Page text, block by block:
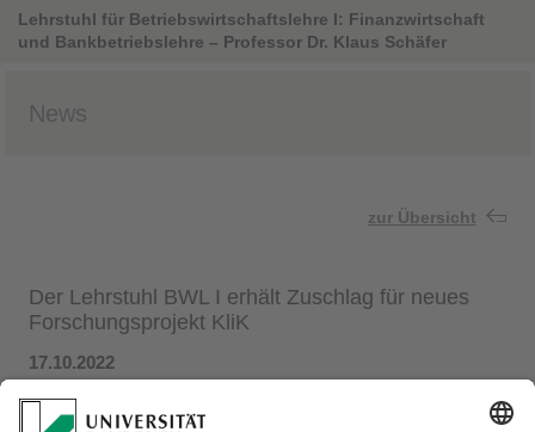
Lehrstuhl für Betriebswirtschaftslehre I: Finanzwirtschaft
und Bankbetriebslehre – Professor Dr. Klaus Schäfer
News
zur Übersicht
Der Lehrstuhl BWL I erhält Zuschlag für neues
Forschungsprojekt KliK
17.10.2022
Weitere Informationen finden Sie